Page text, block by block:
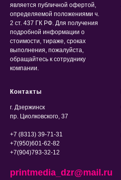
является публичной офертой,
определяемой положениями ч.
2 ст. 437 ГК РФ. Для получения
подробной информации о
стоимости, тираже, сроках
выполнения, пожалуйста,
обращайтесь к сотруднику
компании.
Контакты
г. Дзержинск
пр. Циолковского, 37
+7 (8313) 39-71-31
+7(950)601-62-82
+7(904)793-32-12
printmedia_dzr@mail.ru